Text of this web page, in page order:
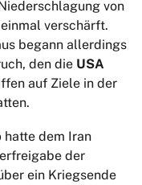
von
verschärft.
begann allerdings
den die USA
auf Ziele in der
hatte dem Iran
der
ein Kriegsende